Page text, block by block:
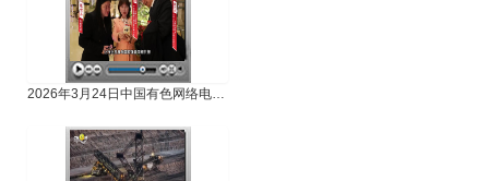
2026年3月24日中国有色网络电视新闻